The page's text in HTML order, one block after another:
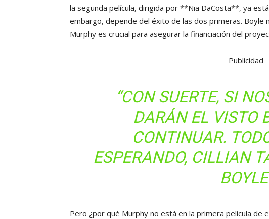
la segunda película, dirigida por **Nia DaCosta**, ya
embargo, depende del éxito de las dos primeras. Boyle
Murphy es crucial para asegurar la financiación del
Publicidad
“CON SUERTE, SI
DARÁN EL VISTO
CONTINUAR.
ESPERANDO, CILLIAN
Pero ¿por qué Murphy no está en la primera película de